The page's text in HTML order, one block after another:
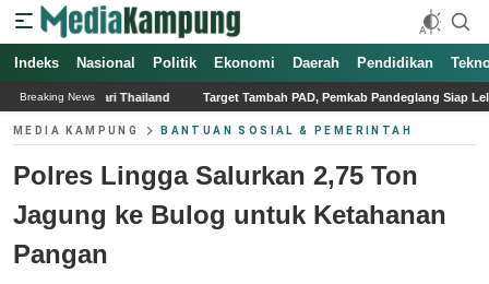
Indeks Nasional Politik Ekonomi Daerah Pendidikan
Breaking News
Target Tambah PAD, Pemkab Pandeglang Siap Lelang 45 Kendaraan Dinas
MEDIA KAMPUNG BANTUAN SOSIAL & PEMERINTAH
Polres Lingga Salurkan 2,75 Ton
Jagung ke Bulog untuk Ketahanan
Pangan